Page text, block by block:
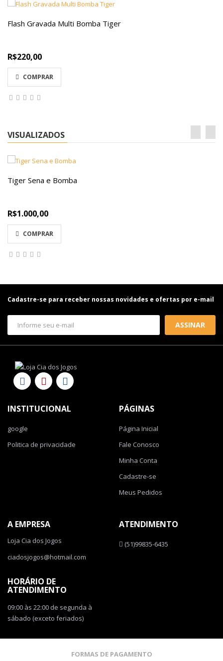
Flash Gravada Multi Bomba Tiger
R$220,00
COMPRAR
VISUALIZADOS
Tiger Sena e Bomba
R$1.000,00
COMPRAR
Cadastre-se para receber nossas novidades e ofertas por e-mail
ASSINAR
INSTITUCIONAL
google
Politica de privacidade
PÁGINAS
Página Inicial
Fale Conosco
Minha Conta
Cadastre-se
Meus Pedidos
A EMPRESA
Loja Cia dos Jogos
ciadosjogos@hotmail.com
HORÁRIO DE
ATENDIMENTO
09:00 às 22:00 de segunda à
sábado (exceto feriados)
ATENDIMENTO
(51)99835-6435
FORMAS DE PAGAMENTO